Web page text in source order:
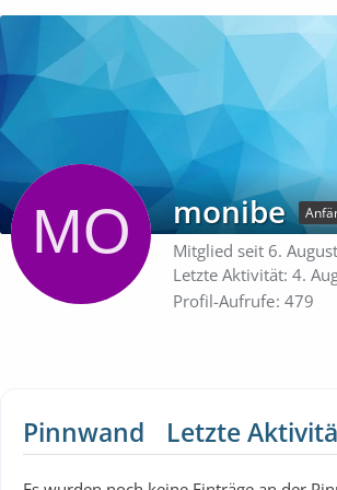
monibe
Mitglied seit 6.
Letzte Aktivität: 4.
Profil-Aufrufe 479
Pinnwand Letzte